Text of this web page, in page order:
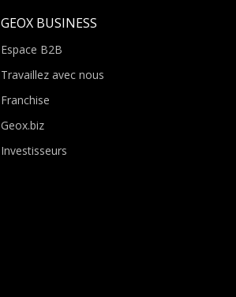
GEOX BUSINESS
Espace B2B
Travaillez avec nous
Franchise
Geox.biz
Investisseurs